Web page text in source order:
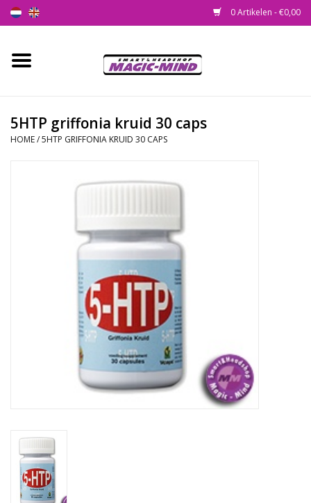
0 Artikelen - €0,00
Home
Smartshop
Health Supplies
Rituals & Wierook
5HTP griffonia kruid 30 caps
HOME/5HTP GRIFFONIA KRUID 30 CAPS